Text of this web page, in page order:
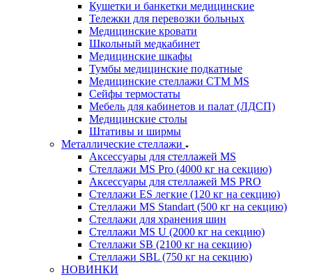
Кушетки и банкетки медицинские
Тележки для перевозки больных
Медицинские кровати
Школьный медкабинет
Медицинские шкафы
Тумбы медицинские подкатные
Медицинские стеллажи CTM MS
Сейфы термостаты
Мебель для кабинетов и палат (ЛДСП)
Медицинские столы
Штативы и ширмы
Металлические стеллажи
Аксессуары для стеллажей MS
Стеллажи MS Pro (4000 кг на секцию)
Аксессуары для стеллажей MS PRO
Стеллажи ES легкие (120 кг на секцию)
Стеллажи MS Standart (500 кг на секцию)
Стеллажи для хранения шин
Стеллажи MS U (2000 кг на секцию)
Стеллажи SB (2100 кг на секцию)
Стеллажи SBL (750 кг на секцию)
НОВИНКИ